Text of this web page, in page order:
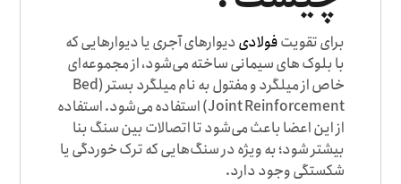
برای تقویتفولادیدیوارهای آجری یا دیوارهایی که
با بلوک های سیمانی ساخته می‌شود، از مجموعه‌ای
خاص از میلگرد و مفتول به نام میلگرد بستر (Bed
Joint Reinforcement) استفاده می‌شود. استفاده
از این اعضا باعث می‌شود تا اتصالات بین سنگ بنا
بیشتر شود؛ به ویژه در سنگ‌هایی که ترک خوردگی یا
شکستگی وجود دارد.